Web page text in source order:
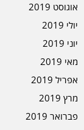
אוגוסט 2019
יולי 2019
יוני 2019
מאי 2019
אפריל 2019
מרץ 2019
פברואר 2019